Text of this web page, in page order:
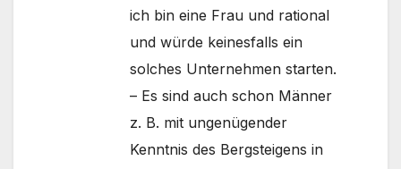
ich bin eine Frau und rational
und würde keinesfalls ein
solches Unternehmen starten.
– Es sind auch schon Männer
z. B. mit ungenügender
Kenntnis des Bergsteigens in